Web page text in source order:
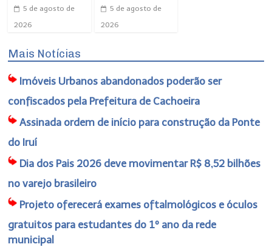
5 de agosto de
2026
5 de agosto de
2026
Mais Notícias
Imóveis Urbanos abandonados poderão ser
confiscados pela Prefeitura de Cachoeira
Assinada ordem de início para construção da Ponte
do Iruí
Dia dos Pais 2026 deve movimentar R$ 8,52 bilhões
no varejo brasileiro
Projeto oferecerá exames oftalmológicos e óculos
gratuitos para estudantes do 1º ano da rede
municipal